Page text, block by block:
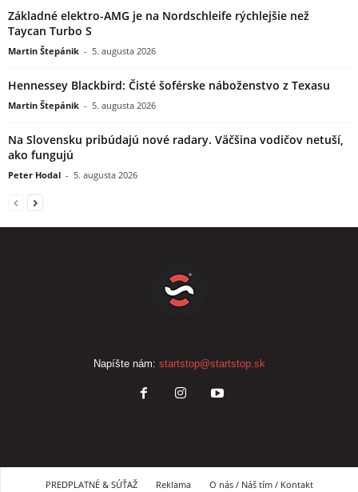
Základné elektro-AMG je na Nordschleife rýchlejšie než
Taycan Turbo S
Martin Štepánik - 5. augusta 2026
Hennessey Blackbird: Čisté šoférske náboženstvo z Texasu
Martin Štepánik - 5. augusta 2026
Na Slovensku pribúdajú nové radary. Väčšina vodičov netuší,
ako fungujú
Peter Hodal - 5. augusta 2026
Napíšte nám: startstop@startstop.sk
PREDPLATNÉ & SÚŤAŽ Reklama O nás / Náš tím / Kontakt